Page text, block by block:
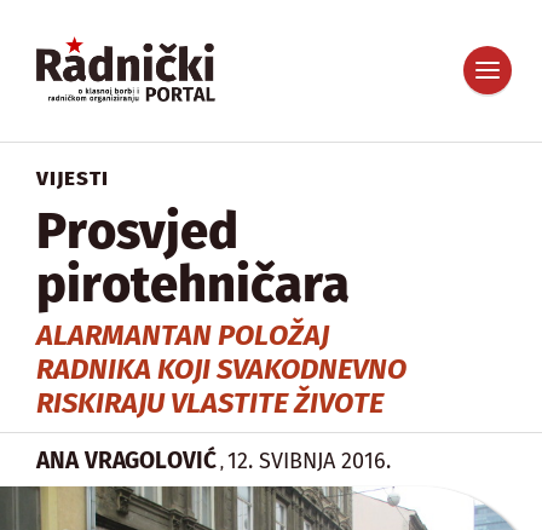
VIJESTI
Prosvjed
pirotehničara
ALARMANTAN POLOŽAJ
RADNIKA KOJI SVAKODNEVNO
RISKIRAJU VLASTITE ŽIVOTE
ANA VRAGOLOVIĆ , 12. SVIBNJA 2016.